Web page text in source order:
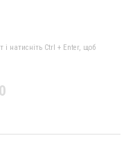
і натисніть Ctrl + Enter, щоб